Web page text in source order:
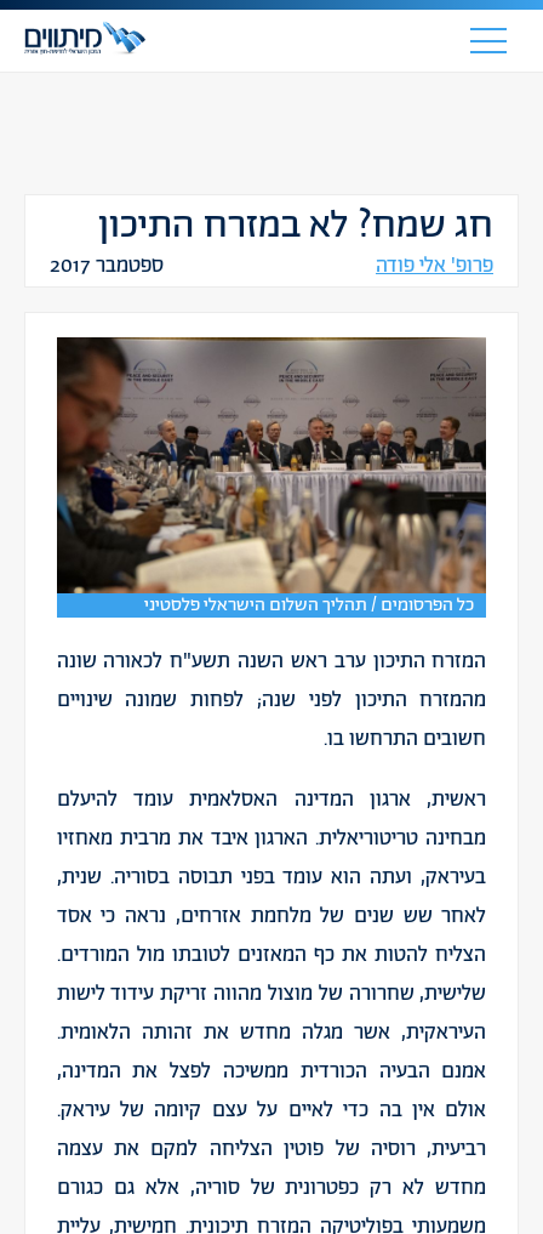
חג שמח? לא במזרח התיכון
פרופ' אלי פודה ספטמבר 2017
כל הפרסומים / תהליך השלום הישראלי פלסטיני
המזרח התיכון ערב ראש השנה תשע"ח לכאורה שונה
מהמזרח התיכון לפני שנה; לפחות שמונה שינויים
חשובים התרחשו בו.
ראשית, ארגון המדינה האסלאמית עומד להיעלם
מבחינה טריטוריאלית. הארגון איבד את מרבית מאחזיו
בעיראק, ועתה הוא עומד בפני תבוסה בסוריה. שנית,
לאחר שש שנים של מלחמת אזרחים, נראה כי אסד
הצליח להטות את כף המאזנים לטובתו מול המורדים.
שלישית, שחרורה של מוצול מהווה זריקת עידוד לישות
העיראקית, אשר מגלה מחדש את זהותה הלאומית.
אמנם הבעיה הכורדית ממשיכה לפצל את המדינה,
אולם אין בה כדי לאיים על עצם קיומה של עיראק.
רביעית, רוסיה של פוטין הצליחה למקם את עצמה
מחדש לא רק כפטרונית של סוריה, אלא גם כגורם
משמעותי בפוליטיקה המזרח תיכונית. חמישית, עליית